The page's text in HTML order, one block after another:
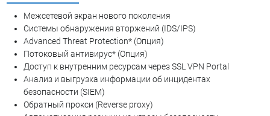
Межсетевой экран нового поколения
Системы обнаружения вторжений (IDS/IPS)
Advanced Threat Protection* (Опция)
Потоковый антивирус* (Опция)
Доступ к внутренним ресурсам через SSL VPN Portal
Анализ и выгрузка информации об инцидентах
безопасности (SIEM)
Обратный прокси (Reverse proxy)